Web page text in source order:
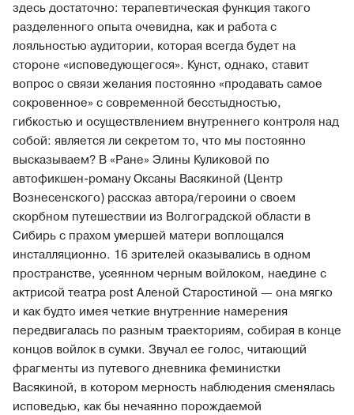
здесь достаточно: терапевтическая функция такого
разделенного опыта очевидна, как и работа с
лояльностью аудитории, которая всегда будет на
стороне «исповедующегося». Кунст, однако, ставит
вопрос о связи желания постоянно «продавать самое
сокровенное» с современной бесстыдностью,
гибкостью и осуществлением внутреннего контроля над
собой: является ли секретом то, что мы постоянно
высказываем? В «Ране» Элины Куликовой по
автофикшен-роману Оксаны Васякиной (Центр
Вознесенского) рассказ автора/героини о своем
скорбном путешествии из Волгоградской области в
Сибирь с прахом умершей матери воплощался
инсталляционно. 16 зрителей оказывались в одном
пространстве, усеянном черным войлоком, наедине с
актрисой театра post Аленой Старостиной — она мягко
и как будто имея четкие внутренние намерения
передвигалась по разным траекториям, собирая в конце
концов войлок в сумки. Звучал ее голос, читающий
фрагменты из путевого дневника феминистки
Васякиной, в котором мерность наблюдения сменялась
исповедью, как бы нечаянно порождаемой